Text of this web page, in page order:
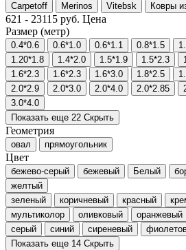
Carpetoff Merinos Vitebsk Ковры
621 - 23115 руб. Цена
Размер (метр)
0.4*0.6 0.6*1.0 0.6*1.1 0.8*1.5
1.20*1.8
1.4*2.0 1.5*1.9 1.5*2.3
1.6*2.3
1.6*2.3 1.6*3.0 1.8*2.5
2.0*2.9
2.0*3.0 2.0*4.0 2.0*2.85
3.0*4.0
Показать еще 22 Скрыть
Геометрия
овал прямоугольник
Цвет
бежево-серый бежевый Белый
желтый
зеленый
коричневый красный
мультиколор
оливковый оранжевый
серый
синий сиреневый
Показать еще 14 Скрыть